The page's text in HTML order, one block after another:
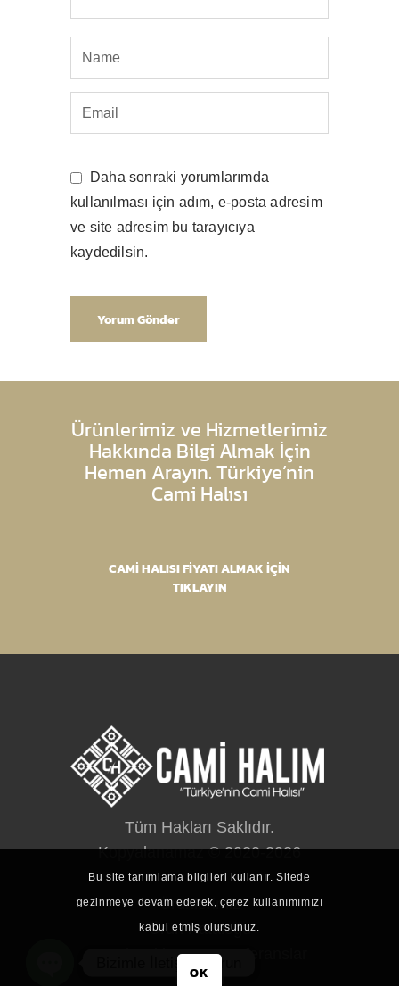
Daha sonraki yorumlarımda
kullanılması için adım, e-posta adresim
ve site adresim bu tarayıcıya
kaydedilsin.
Ürünlerimiz ve Hizmetlerimiz
Hakkında Bilgi Almak İçin
Hemen Arayın. Türkiye’nin
Cami Halısı
CAMİ HALISI FİYATI ALMAK İÇİN
TIKLAYIN
Tüm Hakları Saklıdır.
Kopyalanamaz © 2020-2026
Ürünlerimiz
Ürün Kataloğu
Cami Halıları
İletişim
Bu site tanımlama bilgileri kullanır. Sitede
gezinmeye devam ederek, çerez kullanımımızı
kabul etmiş olursunuz.
OK
Bizimle İletişim Kurun